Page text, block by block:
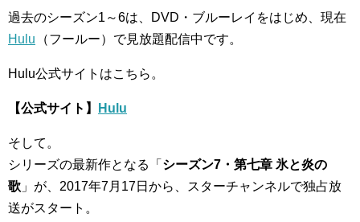
過去のシーズン1～6は、DVD・ブルーレイをはじめ、現在
Hulu
（フールー）で見放題配信中です。
Hulu公式サイトはこちら。
【公式サイト】 Hulu
そして。
シリーズの最新作となる「 シーズン7・第七章 氷と炎の
歌 」が、2017年7月17日から、スターチャンネルで独占放
送がスタート。